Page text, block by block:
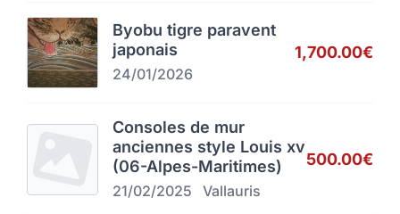
Byobu tigre paravent
japonais
24/01/2026
1,700.00€
Consoles de mur
anciennes style Louis xv
(06-Alpes-Maritimes)
21/02/2025 Vallauris
500.00€